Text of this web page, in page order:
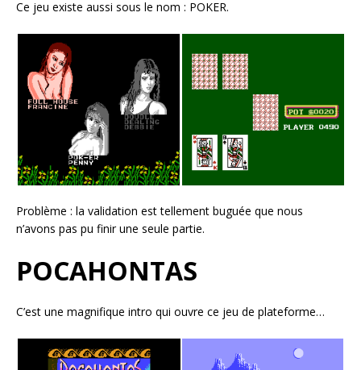
Ce jeu existe aussi sous le nom : POKER.
Problème : la validation est tellement buguée que nous
n’avons pas pu finir une seule partie.
POCAHONTAS
C’est une magnifique intro qui ouvre ce jeu de plateforme…